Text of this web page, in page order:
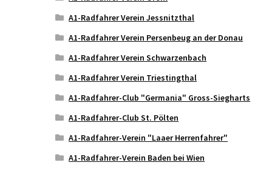
A1-Radfahrer Verein Jessnitzthal
A1-Radfahrer Verein Persenbeug an der Donau
A1-Radfahrer Verein Schwarzenbach
A1-Radfahrer Verein Triestingthal
A1-Radfahrer-Club "Germania" Gross-Siegharts
A1-Radfahrer-Club St. Pölten
A1-Radfahrer-Verein "Laaer Herrenfahrer"
A1-Radfahrer-Verein Baden bei Wien